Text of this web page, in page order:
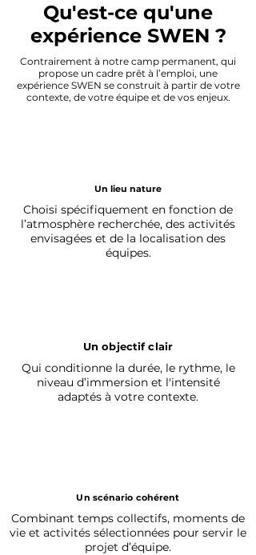
Qu'est-ce qu'une
expérience SWEN ?
Contrairement à notre camp permanent, qui
propose un cadre prêt à l’emploi, une
expérience SWEN se construit à partir de votre
contexte, de votre équipe et de vos enjeux.
Un lieu nature
Choisi spécifiquement en fonction de
l’atmosphère recherchée, des activités
envisagées et de la localisation des
équipes.
Un objectif clair
Qui conditionne la durée, le rythme, le
niveau d’immersion et l'intensité
adaptés à votre contexte.
Un scénario cohérent
Combinant temps collectifs, moments de
vie et activités sélectionnées pour servir le
projet d’équipe.